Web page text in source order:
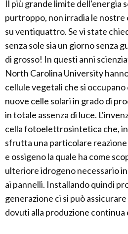
Il più grande limite dell'energia
purtroppo, non irradia le
su ventiquattro. Se vi state
senza sole sia un giorno senza
di grosso! In questi anni
North Carolina University
cellule vegetali che si
nuove celle solari in grado di
in totale assenza di luce.
cella fotoelettrosintetica che, in
sfrutta una particolare
e ossigeno la quale ha come
ulteriore idrogeno necessario
ai pannelli. Installando quindi
generazione ci si può
dovuti alla produzione continua